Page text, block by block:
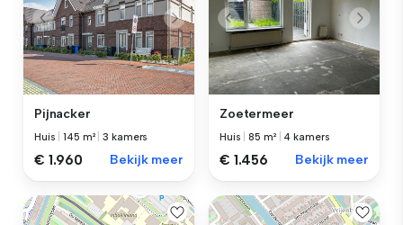
Pijnacker
Huis |145 m² |3 kamers
€ 1.960 Bekijk meer
Zoetermeer
Huis |85 m² 4 kamers
€ 1.456 Bekijk meer